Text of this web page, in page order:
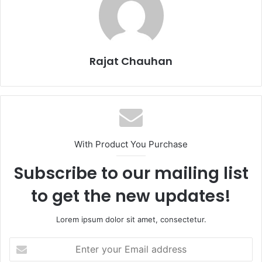
Rajat Chauhan
With Product You Purchase
Subscribe to our mailing list
to get the new updates!
Lorem ipsum dolor sit amet, consectetur.
your